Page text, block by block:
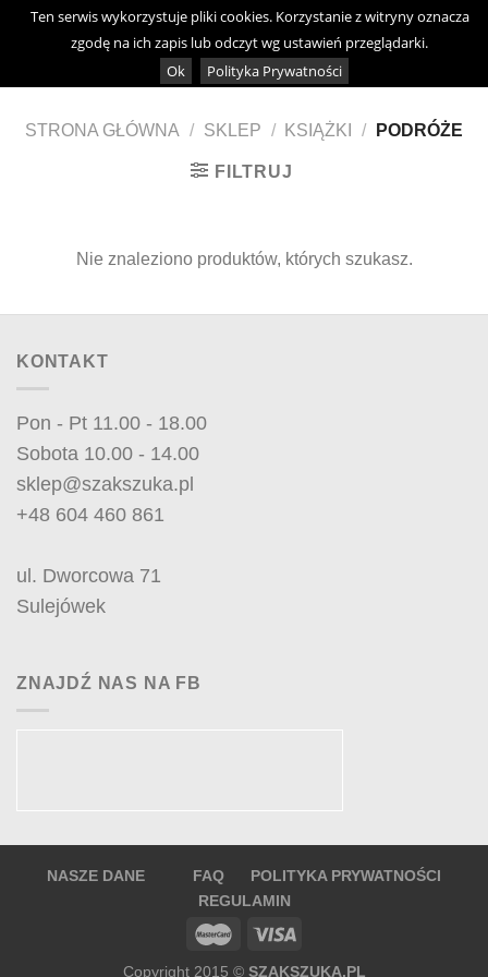
Skip
STRONA GŁÓWNA / SKLEP / KSIĄŻKI / PODRÓŻE
FILTRUJ
Nie znaleziono produktów, których szukasz.
KONTAKT
Pon - Pt 11.00 - 18.00
Sobota 10.00 - 14.00
sklep@szakszuka.pl
+48 604 460 861
ul. Dworcowa 71
Sulejówek
ZNAJDŹ NAS NA FB
NASZE DANE FAQ
POLITYKA PRYWATNOŚCI
REGULAMIN
Copyright 2015 © SZAKSZUKA.PL
Ten serwis wykorzystuje pliki cookies. Korzystanie z witryny oznacza
zgodę na ich zapis lub odczyt wg ustawień przeglądarki.
Ok
Polityka Prywatności